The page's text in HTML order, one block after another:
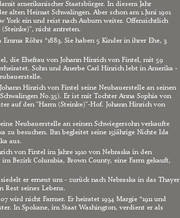
amerikanischer Staatsbürger. In diesem Jahr
alten Heimat Schwalingen. Aber schon am 1.Juni 1901
York ein und reist nach Auburn weiter. Offensichtlich
nicht antreten.
Röhrs *1883. Sie haben 5 Kinder in ihrer Ehe, 3
die Ehefrau von Johann Hinrich von Fintel, mit 59
Sohn und Anerbe Carl Hinrich lebt in Amerika -
Hinrich von Fintel seine Neubauerstelle an seinen
No.35). Er ist mit Tochter Anna Sophia von
auf den "Harm (Steinke)"-Hof. Johann Hinrich von
Neubauerstelle an seinen Schwiegersohn verkaufte
zu besuchen. Ihn begleitet seine 15jährige Nichte Ida
aus.
von Fintel im Jahre 1910 von Nebraska in den
Bezirk Columbia, Brown County, eine Farm gekauft,
er erneut um - zurück nach Nebraska in das Thayer
Rest seines Lebens.
wird nicht Farmer. Er heiratet 1934 Margie *1911 und
In Spokane, im Staat Washington, verdient er als